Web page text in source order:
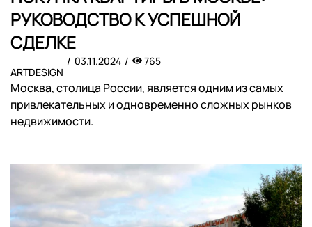
РУКОВОДСТВО К УСПЕШНОЙ
СДЕЛКЕ
ARTDESIGN
03.11.2024 765
Москва, столица России, является одним из самых
привлекательных и одновременно сложных рынков
недвижимости.